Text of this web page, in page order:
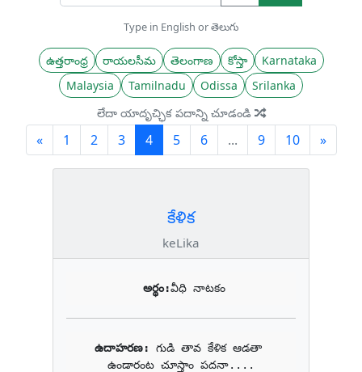
Type in English or తెలుగు
ఉత్తరాంధ్ర రాయలసీమ తెలంగాణ కోస్తా
Karnataka
Malaysia
Tamilnadu Odissa
Srilanka
లేదా యాదృచ్ఛిక పదాన్ని చూడండి
«Previous
1 2 3 4(current)
5 6 ... 9 10 »Next
కేళిక
keLika
అర్థం:వీధి నాటకం
ఉదాహరణ: గుడి తావ కేళిక ఆడతా
ఉండారంట చూస్తాం పదనా....